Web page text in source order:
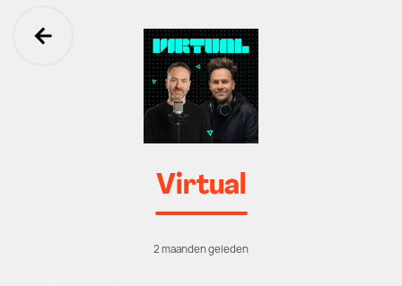
Ga terug
Virtual
2 maanden geleden